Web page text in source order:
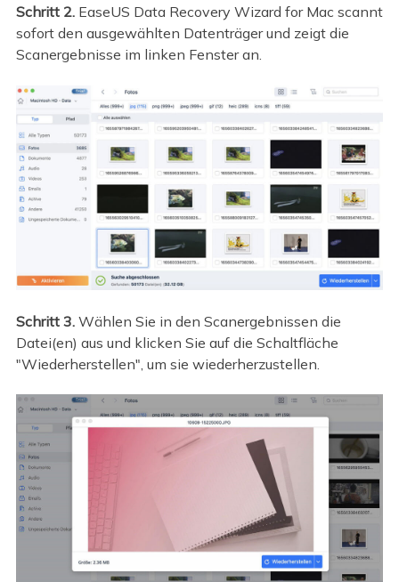
Schritt 2. EaseUS Data Recovery Wizard for Mac scannt
sofort den ausgewählten Datenträger und zeigt die
Scanergebnisse im linken Fenster an.
Schritt 3. Wählen Sie in den Scanergebnissen die
Datei(en) aus und klicken Sie auf die Schaltfläche
"Wiederherstellen", um sie wiederherzustellen.